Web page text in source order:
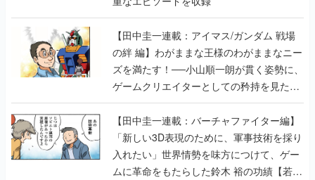
【田中圭一連載：アイマス/ガンダム 戦場
の絆 編】わがままな王様のわがままなニー
ズを満たす！──小山順一朗が貫く姿勢に、
ゲームクリエイターとしての矜持を見た
【若ゲのいたり最終回】
【田中圭一連載：バーチャファイター編】
「新しい3D表現のために、軍事技術を採り
入れたい」世界情勢を味方につけて、ゲー
ムに革命をもたらした鈴木 裕の功績【若ゲ